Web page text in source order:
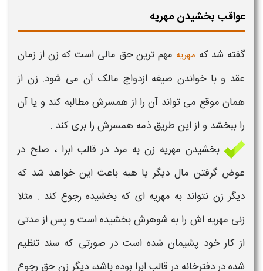
عواقب بخشیدن مهریه
گفته شد که مهریه مهم ترین حق مالی است که زن از زمان
عقد و با خواندن صیغه ازدواج مالک آن می شود. زن از
همان موقع می تواند آن را از همسرش مطالبه کند و یا آن
را ببخشد و از این طریق ذمه همسرش را بری کند .
بخشیدن مهریه زن به مرد در قالب ابرا ، صلح در
عوض گرفتن مال دیگر یا هبه باعث این خواهد شد که
دیگر زن نتواند به مهریه ای که بخشیده رجوع کند . مثلا
زنی مهریه اش را به شوهرشبخشیدهاست و پس از مدتی
از کار خود پشیمان شده است در صورتی که سند تنظیم
‌شده در دفترخانه در قالب ابرا بوده باشد، دیگر زن حق رجوع